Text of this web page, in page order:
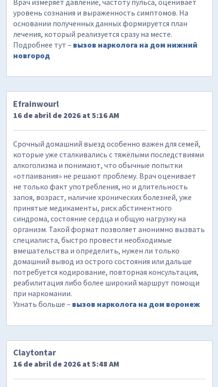
уровень сознания и выраженность симптомов. На
основании полученных данных формируется план
лечения, который реализуется сразу на месте.
Подробнее тут – вызов нарколога на дом нижний
новгород
Efrainwourl
16 de abril de 2026 at 5:16 AM
Срочный домашний выезд особенно важен для семей,
которые уже сталкивались с тяжёлыми последствиями
алкоголизма и понимают, что обычные попытки
«отпаивания» не решают проблему. Врач оценивает
не только факт употребления, но и длительность
запоя, возраст, наличие хронических болезней, уже
принятые медикаменты, риск абстинентного
синдрома, состояние сердца и общую нагрузку на
организм. Такой формат позволяет анонимно вызвать
специалиста, быстро провести необходимые
вмешательства и определить, нужен ли только
домашний вывод из острого состояния или дальше
потребуется кодирование, повторная консультация,
реабилитация либо более широкий маршрут помощи
при наркомании.
Узнать больше – вызов нарколога на дом воронеж
Claytontar
16 de abril de 2026 at 5:48 AM